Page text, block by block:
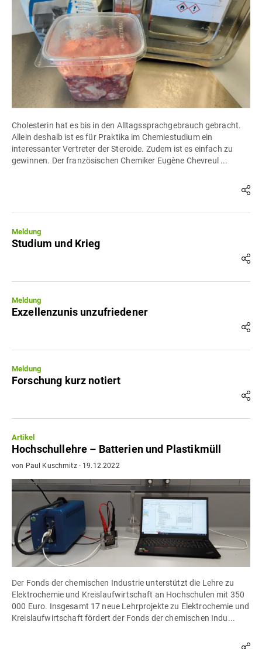
Cholesterin hat es bis in den Alltagssprachgebrauch gebracht.
Allein deshalb ist es für Praktika im Chemiestudium ein
interessanter Vertreter der Steroide. Zudem ist es einfach zu
gewinnen. Der französischen Chemiker Eugène Chevreul ...
Meldung
Studium und Krieg
Meldung
Exzellenzunis unzufriedener
Meldung
Forschung kurz notiert
Artikel
Hochschullehre – Batterien und Plastikmüll
von Paul Kuschmitz· 19.12.2022
Der Fonds der chemischen Industrie unterstützt die Lehre zu
Elektrochemie und Kreislaufwirtschaft an Hochschulen mit 350
000 Euro. Insgesamt 17 neue Lehrprojekte zu Elektrochemie und
Kreislaufwirtschaft fördert der Fonds der chemischen Indu...